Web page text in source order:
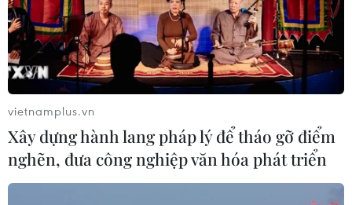
vietnamplus.vn
Xây dựng hành lang pháp lý để tháo gỡ điểm
nghẽn, đưa công nghiệp văn hóa phát triển